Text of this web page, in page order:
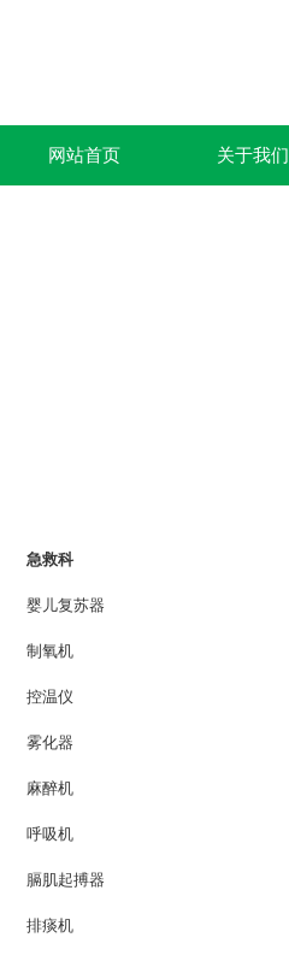
网站首页 关于我们
急救科
婴儿复苏器
制氧机
控温仪
雾化器
麻醉机
呼吸机
膈肌起搏器
排痰机